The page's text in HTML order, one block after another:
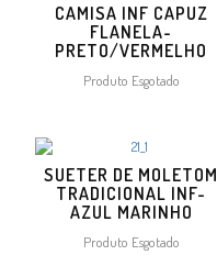
CAMISA INF CAPUZ
FLANELA-
PRETO/VERMELHO
Produto Esgotado
SUETER DE MOLETOM
TRADICIONAL INF-
AZUL MARINHO
Produto Esgotado